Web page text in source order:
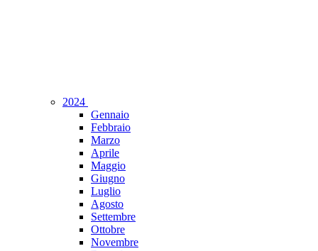
2024
Gennaio
Febbraio
Marzo
Aprile
Maggio
Giugno
Luglio
Agosto
Settembre
Ottobre
Novembre